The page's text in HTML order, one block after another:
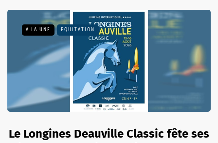
A LA UNE EQUITATION
Le Longines Deauville Classic fête ses